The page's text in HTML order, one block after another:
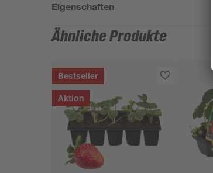
Eigenschaften
Ähnliche Produkte
Bestseller
Aktion